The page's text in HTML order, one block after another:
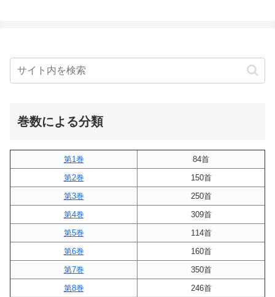
巻数による分類
第1巻
84首
第2巻
150首
第3巻
250首
第4巻
309首
第5巻
114首
第6巻
160首
第7巻
350首
第8巻
246首